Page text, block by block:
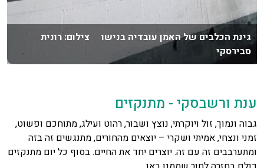
גינת הכלבים של האמן עובדיה בנישו צילום: רונית
סבירסקי
ענת ורשבסקי - מתנקזים
גבוה ונמוך, זול ויוקרתי, נוצץ ושבור, רהוט ועילג, מתוחכם ופשוט,
זמני ונצחי, אמיתי ושקרי – יוצאים מהחורים, מתנגשים זה בזה
ומתערבבים זה עם זה. יוצרים יחד את החיים. בסוף כל יום מתנקזים